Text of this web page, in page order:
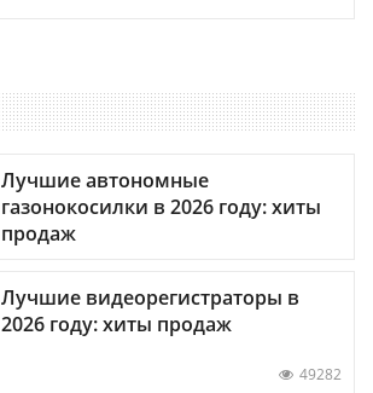
Лучшие автономные
газонокосилки в 2026 году: хиты
продаж
Лучшие видеорегистраторы в
2026 году: хиты продаж
49282